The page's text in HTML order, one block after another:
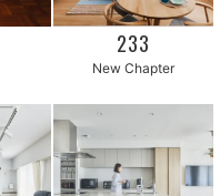
233
New Chapter